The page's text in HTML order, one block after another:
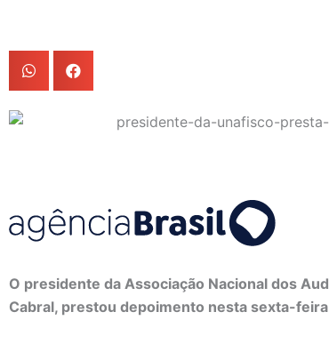
O presidente da Associação Nacional dos
Cabral, prestou depoimento nesta sexta-